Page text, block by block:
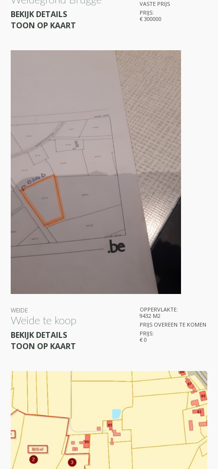
BEKIJK DETAILS
TOON OP KAART
VASTE PRIJS
PRIJS:
€ 300000
WEIDE
Weide te koop
BEKIJK DETAILS
TOON OP KAART
OPPERVLAKTE:
9432 M2
PRIJS OVEREEN TE KOMEN
PRIJS:
€ 0